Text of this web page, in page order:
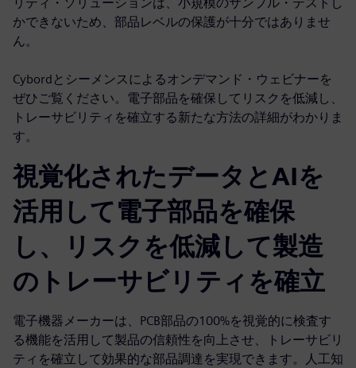
かできないため、部品レベルの保護が十分ではありませ
ん。
Cybordとシーメンスによるオンデマンド・ウェビナーを
ぜひご覧ください。電子部品を確保してリスクを低減し、
トレーサビリティを確立する新たな方法の詳細がわかりま
す。
視覚化されたデータとAIを
活用して電子部品を確保
し、リスクを低減して製造
のトレーサビリティを確立
電子機器メーカーは、PCB部品の100%を視覚的に検査す
る機能を活用して製品の信頼性を向上させ、トレーサビリ
ティを確立して効果的な部品調達を実現できます。人工知